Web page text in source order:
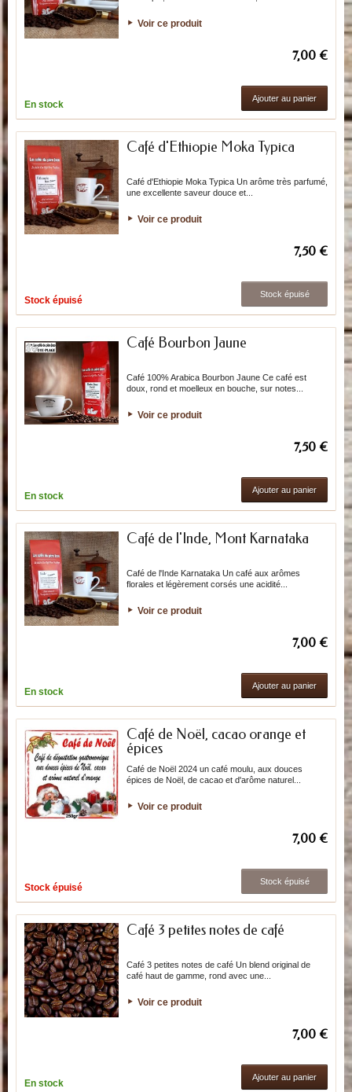
Voir ce produit
7,00 €
En stock
Ajouter au panier
Café d'Ethiopie Moka Typica
Café d'Ethiopie Moka Typica Un arôme très parfumé,
une excellente saveur douce et...
Voir ce produit
7,50 €
Stock épuisé
Stock épuisé
Café Bourbon Jaune
Café 100% Arabica Bourbon Jaune Ce café est
doux, rond et moelleux en bouche, sur notes...
Voir ce produit
7,50 €
En stock
Ajouter au panier
Café de l'Inde, Mont Karnataka
Café de l'Inde Karnataka Un café aux arômes
florales et légèrement corsés une acidité...
Voir ce produit
7,00 €
En stock
Ajouter au panier
Café de Noël, cacao orange et
épices
Café de Noël 2024 un café moulu, aux douces
épices de Noël, de cacao et d'arôme naturel...
Voir ce produit
7,00 €
Stock épuisé
Stock épuisé
Café 3 petites notes de café
Café 3 petites notes de café Un blend original de
café haut de gamme, rond avec une...
Voir ce produit
7,00 €
En stock
Ajouter au panier